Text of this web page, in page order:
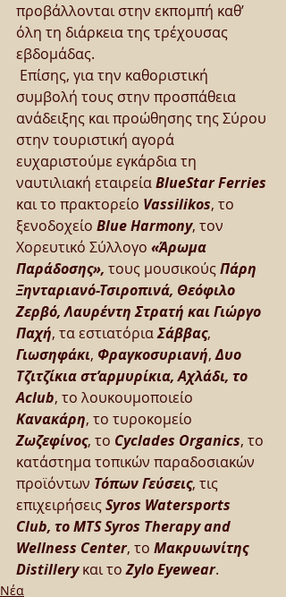
προβάλλονται στην εκπομπή καθ’
όλη τη διάρκεια της τρέχουσας
εβδομάδας.
συμβολή τους στην προσπάθεια
ανάδειξης και προώθησης της Σύρου
στην τουριστική αγορά
ευχαριστούμε εγκάρδια τη
ναυτιλιακή εταιρεία BlueStar Ferries
και το πρακτορείο Vassilikos, το
ξενοδοχείο Blue Harmony, τον
Χορευτικό Σύλλογο «Άρωμα
Παράδοσης», τους μουσικούς Πάρη
Ξηνταριανό-Τσιροπινά, Θεόφιλο
Ζερβό, Λαυρέντη Στρατή και Γιώργο
Παχή, τα εστιατόρια Σάββας,
Γιωσηφάκι, Φραγκοσυριανή, Δυο
Τζιτζίκια στ’αρμυρίκια, Αχλάδι, το
Aclub, το λουκουμοποιείο
Κανακάρη, το τυροκομείο
Ζωζεφίνος, το Cyclades Organics, το
κατάστημα τοπικών παραδοσιακών
προϊόντων Τόπων Γεύσεις, τις
επιχειρήσεις Syros Watersports
Club, το MTS Syros Therapy and
Wellness Center, το Μακρυωνίτης
Distillery και το Zylo Eyewear.
Νέα